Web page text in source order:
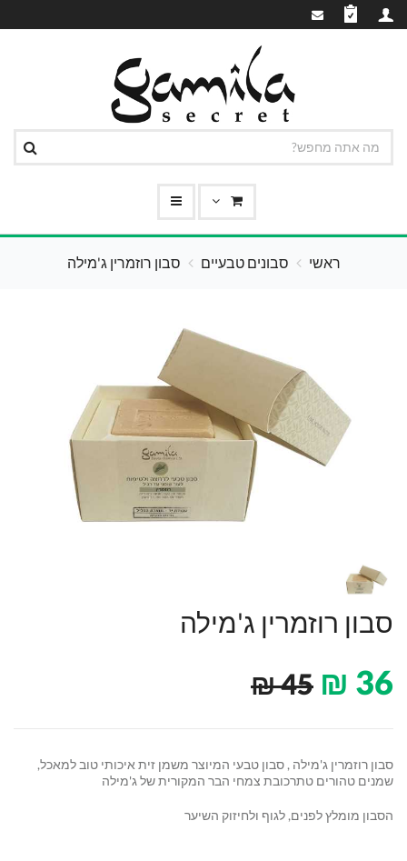
ראשי סבונים טבעיים סבון רוזמרין ג'מילה
סבון רוזמרין ג'מילה
36
₪
45
₪
סבון רוזמרין ג'מילה , סבון טבעי המיוצר משמן זית איכותי טוב למאכל,
שמנים טהורים טתרכובת צמחי הבר המקורית של ג'מילה
הסבון מומלץ לפנים, לגוף ולחיזוק השיער